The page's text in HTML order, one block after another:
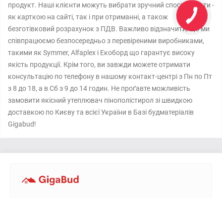
продукт. Наші клієнти можуть вибрати зручний спосіб оплати -
як карткою на сайті, так і при отриманні, а також
безготівковий розрахунок з ПДВ. Важливо відзначити, що ми
співпрацюємо безпосередньо з перевіреними виробниками,
такими як Symmer, Alfaplex і Екоборд що гарантує високу
якість продукції. Крім того, ви завжди можете отримати
консультацію по телефону в нашому контакт-центрі з Пн по Пт
з 8 до 18, а в Сб з 9 до 14 годин. Не проґавте можливість
замовити якісний утеплювач пінополістирол зі швидкою
доставкою по Києву та всієї України в Базі будматеріалів
Gigabud!